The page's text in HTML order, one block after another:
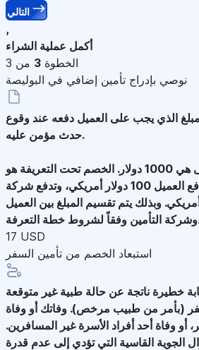
التالي
,
أكمل عملية الشراء
الخطوة 3 من 3
نوصي بإدراج تأمين إضافي في البوليصة
الذي يجب على العميل دفعه عند وقوع
حدث مؤمن عليه.
مثال: رسوم المستشفى هي 1000 دولار. الخصم تحت التعريفة هو
100 دولار أمريكي، ويدفع العميل 100 دولار أمريكي، وتدفع شركة
900 دولار أمريكي. وبذلك يتم تقسيم المبلغ بين العميل
خطة التعرفة.
17 USD
استبعاد الخصم من تأمين السفر
خطيرة ناتجة عن حالة طبية غير متوقعة
(بأمر من طبيب مرخص). وفاتك أو وفاة
أو وفاة أحد أفراد الأسرة غير المسافرين.
الجوية القاسية التي تؤدي إلى عدم قدرة